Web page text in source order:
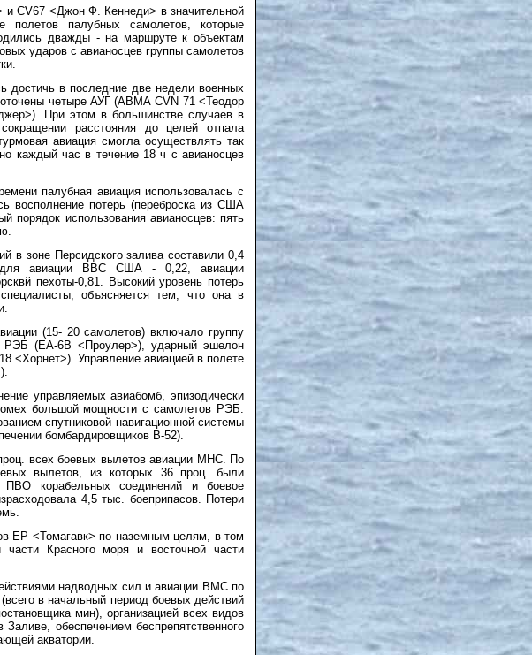
и CV67 <Джон Ф. Кеннеди> в значительной
палубных самолетов, которые
дважды - на маршруте к объектам
ударов с авианосцев группы самолетов
достичь в последние две недели военных
четыре АУГ (АВМА CVN 71 <Теодор
При этом в большинстве случаев в
расстояния до целей отпала
авиация смогла осуществлять так
каждый час в течение 18 ч с авианосцев
палубная авиация использовалась с
восполнение потерь (переброска из США
порядок использования авианосцев: пять
зоне Персидского залива составили 0,4
для авиации ВВС США - 0,22, авиации
пехоты-0,81. Высокий уровень потерь
объясняется тем, что она в
(15- 20 самолетов) включало группу
РЭБ (ЕА-6В <Проулер>), ударный эшелон
<Хорнет>). Управление авиацией в полете
управляемых авиабомб, эпизодически
большой мощности с самолетов РЭБ.
спутниковой навигационной системы
бомбардировщиков В-52).
всех боевых вылетов авиации МНС. По
вылетов, из которых 36 проц. были
корабельных соединений и боевое
4,5 тыс. боеприпасов. Потери
ЕР <Томагавк> по наземным целям, в том
Красного моря и восточной части
надводных сил и авиации ВМС по
в начальный период боевых действий
мин), организацией всех видов
обеспечением беспрепятственного
акватории.